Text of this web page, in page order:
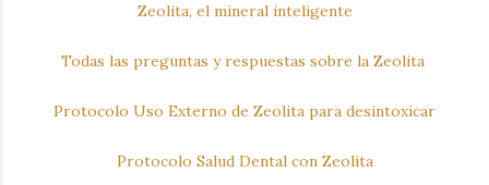
Zeolita, el mineral inteligente
Todas las preguntas y respuestas sobre la Zeolita
Protocolo Uso Externo de Zeolita para desintoxicar
Protocolo Salud Dental con Zeolita